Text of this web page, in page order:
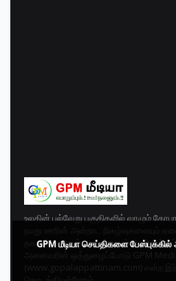
உலகின் பல்வேறு பகுதிகளில் வாழும்
தகவல்களையும் உடனுக்குடன்
GPM மீடியா செய்திகளை